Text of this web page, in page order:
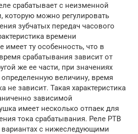
срабатывает с неизменной
которую можно регулировать
зубчатых передач часового
времени
имеет ту особенность, что в
срабатывания зависит от
же ее части, при значениях
величину, время
не зависит. Такая характеристика
зависимой
имеет несколько отпаек для
тока срабатывания. Реле РТВ
с нижеследующими